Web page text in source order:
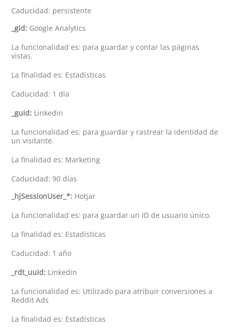
Caducidad: persistente
_gid: Google Analytics
La funcionalidad es: para guardar y contar las páginas
vistas.
La finalidad es: Estadísticas
Caducidad: 1 día
_guid: Linkedin
La funcionalidad es: para guardar y rastrear la identidad de
un visitante.
La finalidad es: Marketing
Caducidad: 90 días
_hjSessionUser_*: Hotjar
La funcionalidad es: para guardar un ID de usuario único.
La finalidad es: Estadísticas
Caducidad: 1 año
_rdt_uuid: Linkedin
La funcionalidad es: Utilizado para atribuir conversiones a
Reddit Ads
La finalidad es: Estadísticas